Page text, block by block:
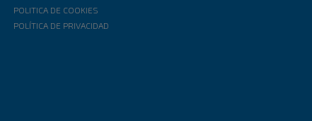
POLITICA DE COOKIES
POLÍTICA DE PRIVACIDAD